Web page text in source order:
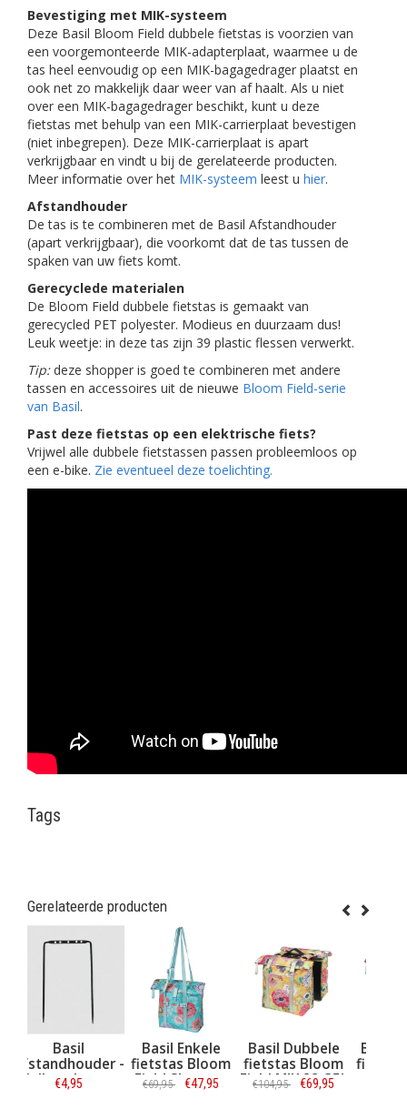
Bevestiging met MIK-systeem
Deze Basil Bloom Field dubbele fietstas is voorzien van
een voorgemonteerde MIK-adapterplaat, waarmee u de
tas heel eenvoudig op een MIK-bagagedrager plaatst en
ook net zo makkelijk daar weer van af haalt. Als u niet
over een MIK-bagagedrager beschikt, kunt u deze
fietstas met behulp van een MIK-carrierplaat bevestigen
(niet inbegrepen). Deze MIK-carrierplaat is apart
verkrijgbaar en vindt u bij de gerelateerde producten.
Meer informatie over het MIK-systeem leest u hier.
Afstandhouder
De tas is te combineren met de Basil Afstandhouder
(apart verkrijgbaar), die voorkomt dat de tas tussen de
spaken van uw fiets komt.
Gerecyclede materialen
De Bloom Field dubbele fietstas is gemaakt van
gerecycled PET polyester. Modieus en duurzaam dus!
Leuk weetje: in deze tas zijn 39 plastic flessen verwerkt.
Tip:deze shopper is goed te combineren met andere
tassen en accessoires uit de nieuwe Bloom Field-serie
van Basil.
Past deze fietstas op een elektrische fiets?
Vrijwel alle dubbele fietstassen passen probleemloos op
een e-bike. Zie eventueel deze toelichting.
Tags
Gerelateerde producten
Basil Enkele
fietstas Bloom
Field Shopper
15-20L Blauw
€69,95
Basil Dubbele
fietstas Bloom
Field MIK 28-35L
Geel
€104,95 €69,95
Basil Dubbele
fietstas Bloom
Field 28-35L
Blauw
€84,95 €74,95